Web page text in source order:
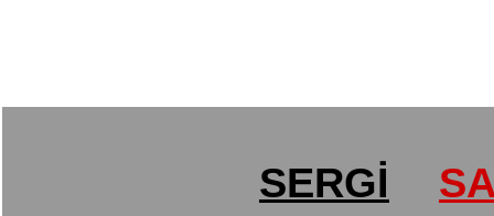
SERGİ